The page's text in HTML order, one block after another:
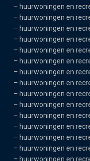
– huurwoningen en
– huurwoningen en
– huurwoningen en
– huurwoningen en
– huurwoningen en
– huurwoningen en
– huurwoningen en
– huurwoningen en
– huurwoningen en
– huurwoningen en
– huurwoningen en
– huurwoningen en
– huurwoningen en
– huurwoningen en
– huurwoningen en